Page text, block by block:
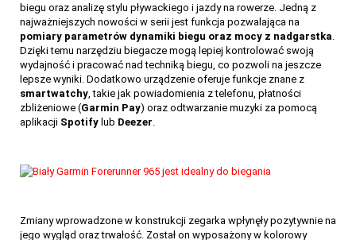
biegu oraz analizę stylu pływackiego i jazdy na rowerze. Jedną z
najważniejszych nowości w serii jest funkcja pozwalająca na
pomiary parametrów dynamiki biegu oraz mocy z nadgarstka
Dzięki temu narzędziu biegacze mogą lepiej kontrolować swoją
wydajność i pracować nad techniką biegu, co pozwoli na jeszcze
lepsze wyniki. Dodatkowo urządzenie oferuje funkcje znane z
smartwatchy , takie jak powiadomienia z telefonu, płatności
zbliżeniowe (Garmin Pay) oraz odtwarzanie muzyki za pomocą
aplikacji Spotify lub Deezer
Zmiany wprowadzone w konstrukcji zegarka wpłynęły pozytywnie na
jego wygląd oraz trwałość. Został on wyposażony w kolorowy